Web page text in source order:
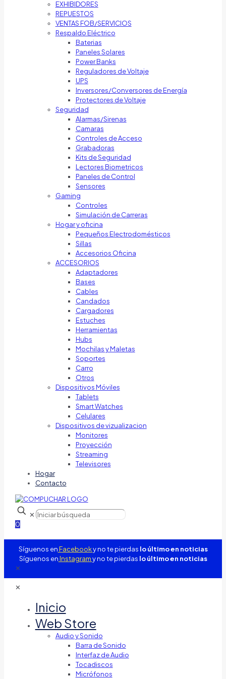
EXHIBIDORES
REPUESTOS
VENTAS FOB/SERVICIOS
Respaldo Eléctrico
Baterias
Paneles Solares
Power Banks
Reguladores de Voltaje
UPS
Inversores/Conversores de Energía
Protectores de Voltaje
Seguridad
Alarmas/Sirenas
Camaras
Controles de Acceso
Grabadoras
Kits de Seguridad
Lectores Biometricos
Paneles de Control
Sensores
Gaming
Controles
Simulación de Carreras
Hogar y oficina
Pequeños Electrodomésticos
Sillas
Accesorios Oficina
ACCESORIOS
Adaptadores
Bases
Cables
Candados
Cargadores
Estuches
Herramientas
Hubs
Mochilas y Maletas
Soportes
Carro
Otros
Dispositivos Móviles
Tablets
Smart Watches
Celulares
Dispositivos de vizualizacion
Monitores
Proyección
Streaming
Televisores
Hogar
Contacto
✕
0
Síguenos enFacebooky no te pierdas lo último en noticias
Síguenos enInstagramy no te pierdas lo último en noticias
✕
✕
Inicio
Web Store
Audio y Sonido
Barra de Sonido
Interfaz de Audio
Tocadiscos
Micrófonos